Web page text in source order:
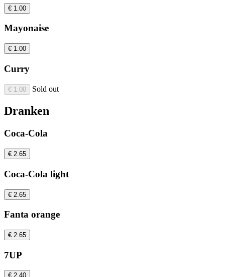
€ 1.00
Mayonaise
€ 1.00
Curry
€ 1.00 Sold out
Dranken
Coca-Cola
€ 2.65
Coca-Cola light
€ 2.65
Fanta orange
€ 2.65
7UP
€ 2.40